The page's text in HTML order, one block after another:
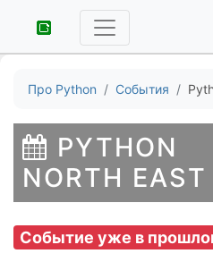
Про Python События
PYTHON
NORTH EAST
Событие уже в